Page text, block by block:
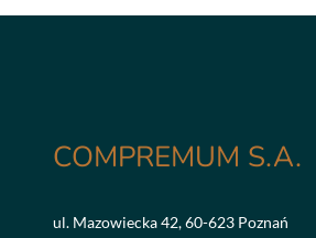
COMPREMUM S.A.
ul. Mazowiecka 42, 60-623 Poznań